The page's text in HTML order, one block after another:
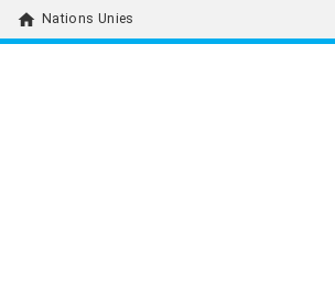
home Nations Unies